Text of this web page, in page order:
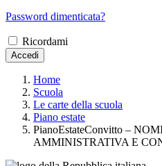
Password dimenticata?
Ricordami
Accedi
Home
Scuola
Le carte della scuola
Piano estate
PianoEstateConvitto –
AMMINISTRATIVA E